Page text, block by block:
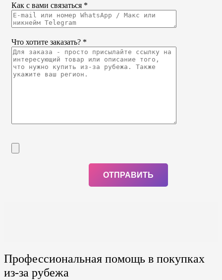
Как с вами связаться *
Что хотите заказать? *
Профессиональная помощь в покупках
из-за рубежа